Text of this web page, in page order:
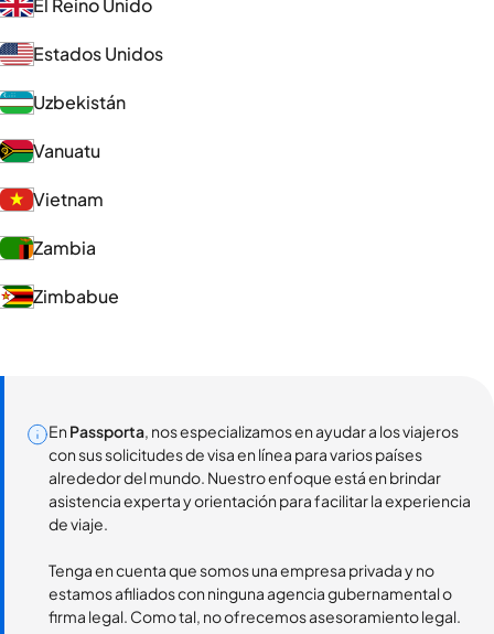
El Reino Unido
Estados Unidos
Uzbekistán
Vanuatu
Vietnam
Zambia
Zimbabue
En Passporta, nos especializamos en ayudar a los viajeros
con sus solicitudes de visa en línea para varios países
alrededor del mundo. Nuestro enfoque está en brindar
asistencia experta y orientación para facilitar la experiencia
de viaje.
Tenga en cuenta que somos una empresa privada y no
estamos afiliados con ninguna agencia gubernamental o
firma legal. Como tal, no ofrecemos asesoramiento legal.